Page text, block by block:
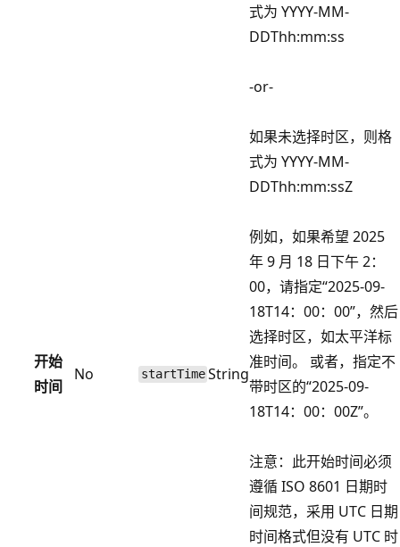
开始
时间
No startTime String
式为 YYYY-MM-
DDThh:mm:ss
-or-
如果未选择时区，则格
式为 YYYY-MM-
DDThh:mm:ssZ
例如，如果希望 2025
年 9 月 18 日下午 2：
00，请指定“2025-09-
18T14：00：00”，然后
选择时区，如太平洋标
准时间。 或者，指定不
带时区的“2025-09-
18T14：00：00Z”。
注意：此开始时间必须
遵循 ISO 8601 日期时
间规范，采用 UTC 日期
时间格式但没有 UTC 时